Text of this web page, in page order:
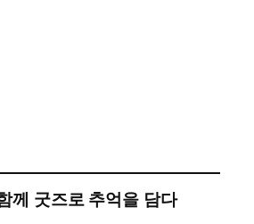
께 굿즈로 추억을 담다